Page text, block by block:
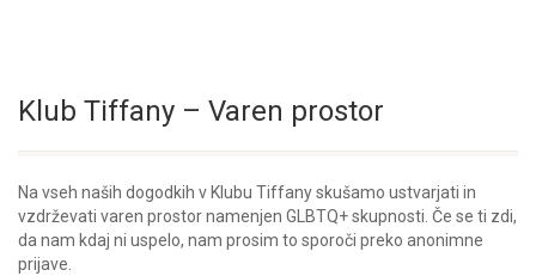
Klub Tiffany – Varen prostor
Na vseh naših dogodkih v Klubu Tiffany skušamo ustvarjati in
vzdrževati varen prostor namenjen GLBTQ+ skupnosti. Če se ti zdi,
da nam kdaj ni uspelo, nam prosim to sporoči preko anonimne
prijave.